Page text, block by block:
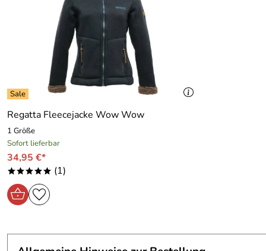
Regatta Fleecejacke Wow Wow
1 Größe
Sofort lieferbar
34,95 €*
***** (1)